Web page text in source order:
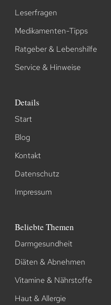
Leserfragen
Medikamenten-Tipps
Ratgeber & Lebenshilfe
Service & Hinweise
Details
Start
Blog
Kontakt
Datenschutz
Impressum
Beliebte Themen
Darmgesundheit
Diäten & Abnehmen
Vitamine & Nährstoffe
Haut & Allergie